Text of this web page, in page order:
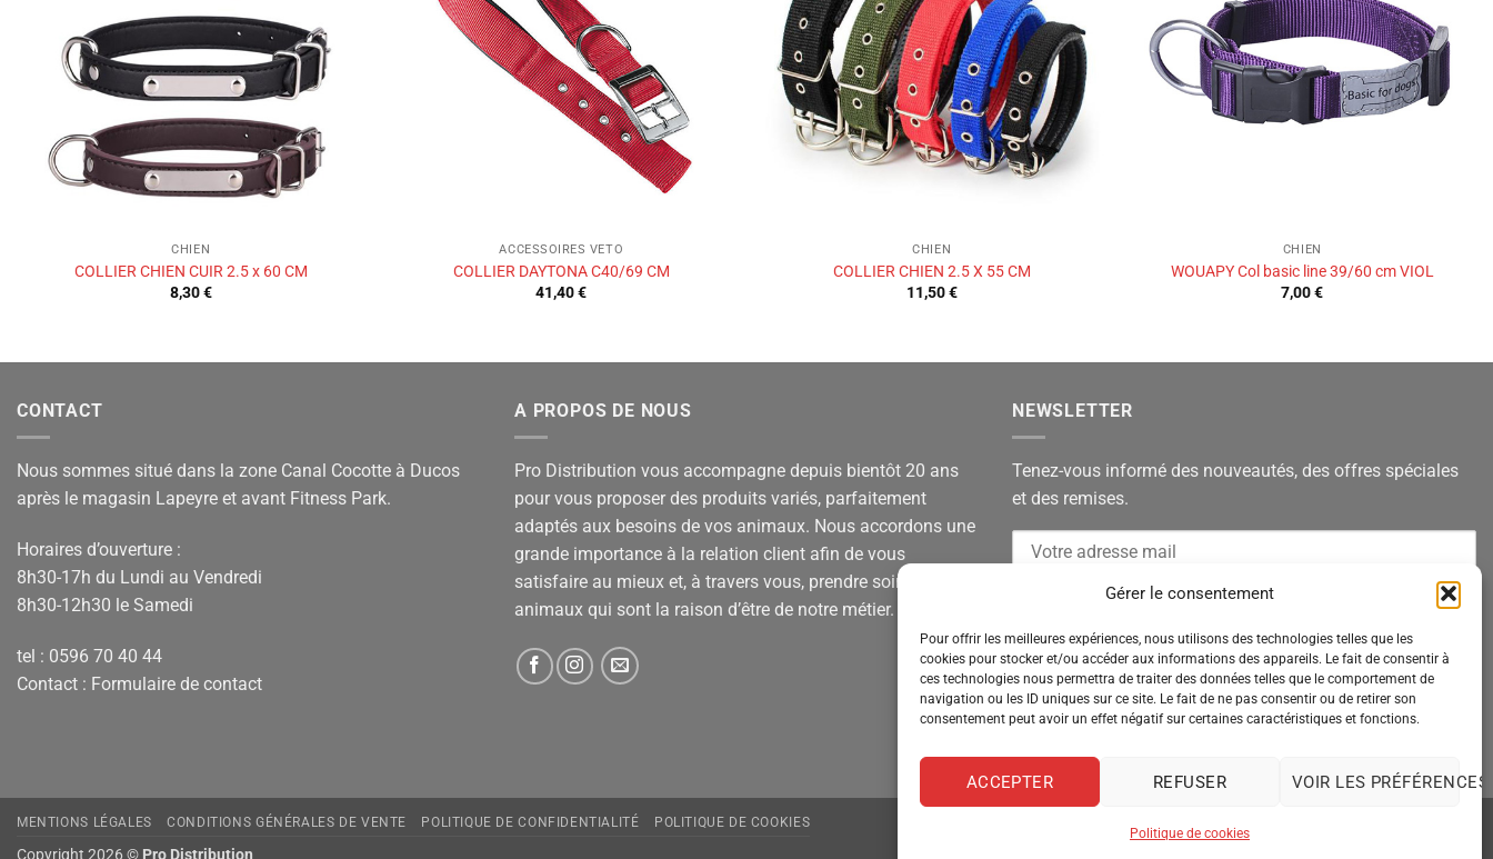
Gérer le consentement
Pour offrir les meilleures expériences, nous utilisons des technologies telles que les
cookies pour stocker et/ou accéder aux informations des appareils. Le fait de consentir à
ces technologies nous permettra de traiter des données telles que le comportement de
navigation ou les ID uniques sur ce site. Le fait de ne pas consentir ou de retirer son
consentement peut avoir un effet négatif sur certaines caractéristiques et fonctions.
ACCEPTER REFUSER VOIR LES PRÉFÉRENCES
Politique de cookies
CHIEN
COLLIER CHIEN CUIR 2.5 x 60 CM
8,30€
ACCESSOIRES VETO
COLLIER DAYTONA C40/69 CM
41,40€
CHIEN
COLLIER CHIEN 2.5 X 55 CM
11,50€
CHIEN
WOUAPY Col basic line 39/60 cm VIOL
7,00€
CONTACT
Nous sommes situé dans la zone Canal Cocotte à Ducos
après le magasin Lapeyre et avant Fitness Park.
Horaires d’ouverture :
8h30-17h du Lundi au Vendredi
8h30-12h30 le Samedi
tel : 0596 70 40 44
Contact : Formulaire de contact
A PROPOS DE NOUS
Pro Distribution vous accompagne depuis bientôt 20 ans
pour vous proposer des produits variés, parfaitement
adaptés aux besoins de vos animaux. Nous accordons une
grande importance à la relation client afin de vous
satisfaire au mieux et, à travers vous, prendre soin de vos
animaux qui sont la raison d’être de notre métier.
NEWSLETTER
Tenez-vous informé des nouveautés, des offres spéciales
et des remises.
MENTIONS LÉGALES CONDITIONS GÉNÉRALES DE VENTE POLITIQUE DE CONFIDENTIALITÉ POLITIQUE DE COOKIES